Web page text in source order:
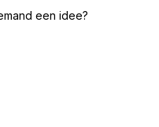
een idee?